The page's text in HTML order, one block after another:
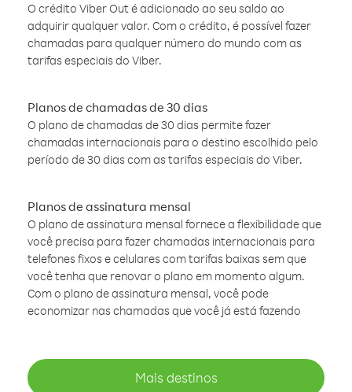
O crédito Viber Out é adicionado ao seu saldo ao
adquirir qualquer valor. Com o crédito, é possível fazer
chamadas para qualquer número do mundo com as
tarifas especiais do Viber.
Planos de chamadas de 30 dias
O plano de chamadas de 30 dias permite fazer
chamadas internacionais para o destino escolhido pelo
período de 30 dias com as tarifas especiais do Viber.
Planos de assinatura mensal
O plano de assinatura mensal fornece a flexibilidade que
você precisa para fazer chamadas internacionais para
telefones fixos e celulares com tarifas baixas sem que
você tenha que renovar o plano em momento algum.
Com o plano de assinatura mensal, você pode
economizar nas chamadas que você já está fazendo
Mais destinos